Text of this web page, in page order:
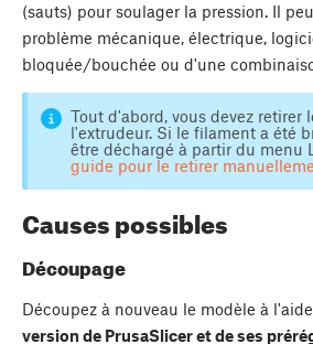
(sauts) pour soulager la pression. Il
problème mécanique, électrique,
bloquée/bouchée ou d'une
Tout d'abord, vous devez retirer
l'extrudeur. Si le filament a été
être déchargé à partir du menu
guide pour le retirer
Causes possibles
Découpage
Découpez à nouveau le modèle à
version de PrusaSlicer et de ses